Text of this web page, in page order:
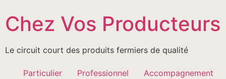
au
contenu
Chez Vos Producteurs
Le circuit court des produits fermiers de qualité
Particulier Professionnel Accompagnement